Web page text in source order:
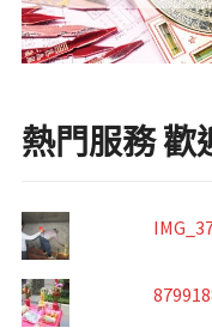
熱門服務 歡